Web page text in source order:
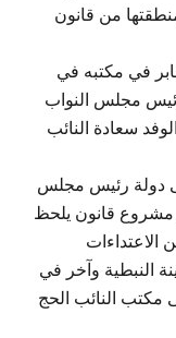
من قانون
في مكتبه في
مجلس النواب
سعادة النائب
دولة رئيس مجلس
مشروع قانون يلحظ
الاعتداءات
النبطية وآخر في
مكتب النائب الحج